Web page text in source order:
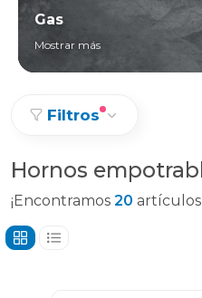
Gas
Mostrar más
Filtros
Hornos
¡Encontramos 20 artículos